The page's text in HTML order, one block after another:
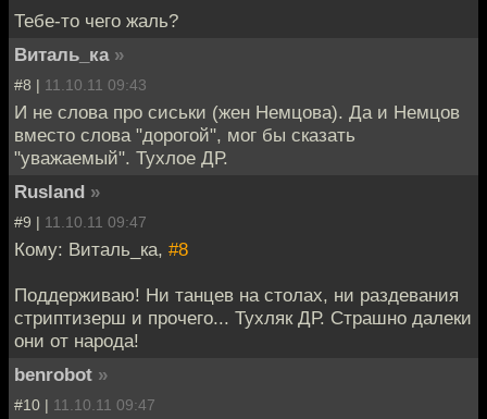
Тебе-то чего жаль?
Виталь_ка »
#8 | 11.10.11 09:43
И не слова про сиськи (жен Немцова). Да и Немцов
вместо слова "дорогой", мог бы сказать
"уважаемый". Тухлое ДР.
Rusland »
#9 | 11.10.11 09:47
Кому: Виталь_ка, #8
Поддерживаю! Ни танцев на столах, ни раздевания
стриптизерш и прочего... Тухляк ДР. Страшно далеки
они от народа!
benrobot »
#10 | 11.10.11 09:47